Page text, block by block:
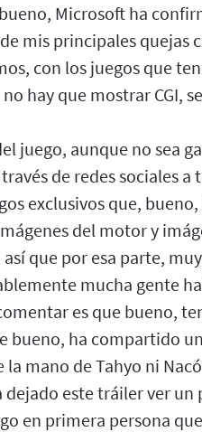
Microsoft ha
mis principales quejas
con los juegos que
hay que mostrar CGI,
juego, aunque no sea
de redes sociales a
exclusivos que,
del motor y
que por esa parte,
mucha gente
es que bueno,
bueno, ha compartido
mano de Tahyo ni
este tráiler ver un
en primera persona